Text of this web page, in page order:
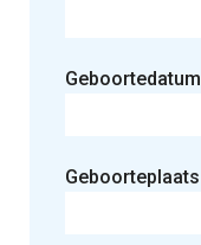
Geboortedatum
Geboorteplaats